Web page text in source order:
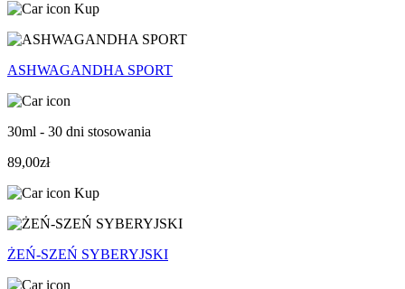
Kup
ASHWAGANDHA SPORT
30ml - 30 dni stosowania
89,00zł
Kup
ŻEŃ-SZEŃ SYBERYJSKI